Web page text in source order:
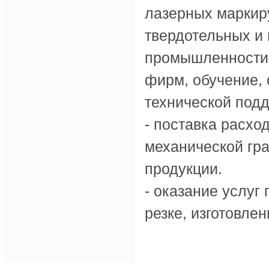
лазерных
твердотельных
фирм, обучение,
технической
- поставка
механической
продукции.
- оказание услуг
резке,